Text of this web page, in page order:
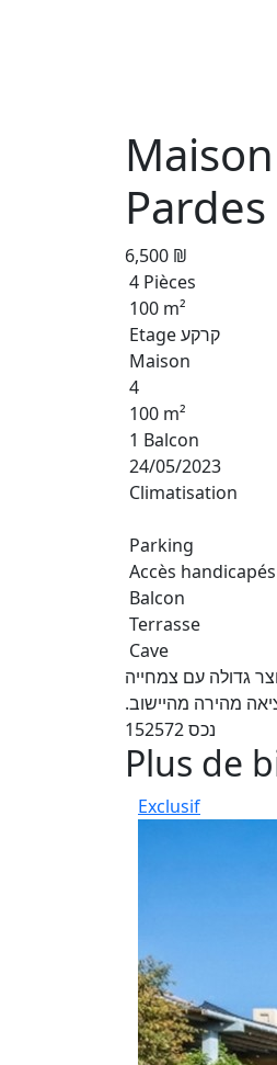
6,500 ₪
4 Pièces
100 m²
Etage קרקע
Maison
4
100 m²
1 Balcon
24/05/2023
Climatisation
Parking
Accès handicapés
Balcon
Terrasse
Cave
גדולה עם צמחייה
מהירה מהיישוב.
נכס 152572
Plus de
Exclusif